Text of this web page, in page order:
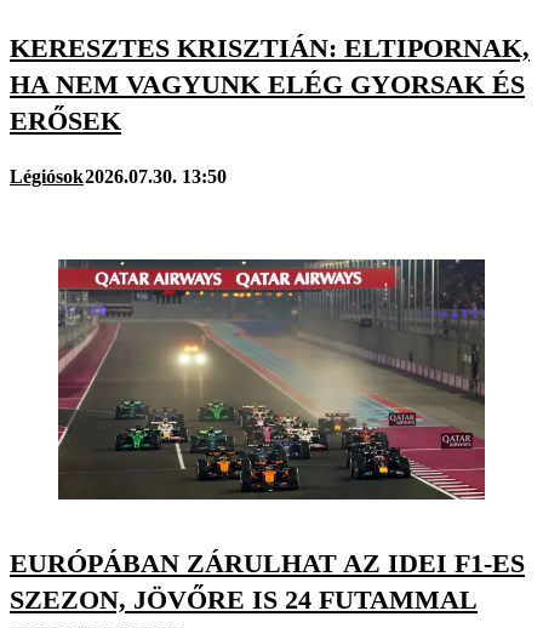
KERESZTES KRISZTIÁN: ELTIPORNAK,
HA NEM VAGYUNK ELÉG GYORSAK ÉS
ERŐSEK
Légiósok2026.07.30. 13:50
EURÓPÁBAN ZÁRULHAT AZ IDEI F1-ES
SZEZON, JÖVŐRE IS 24 FUTAMMAL